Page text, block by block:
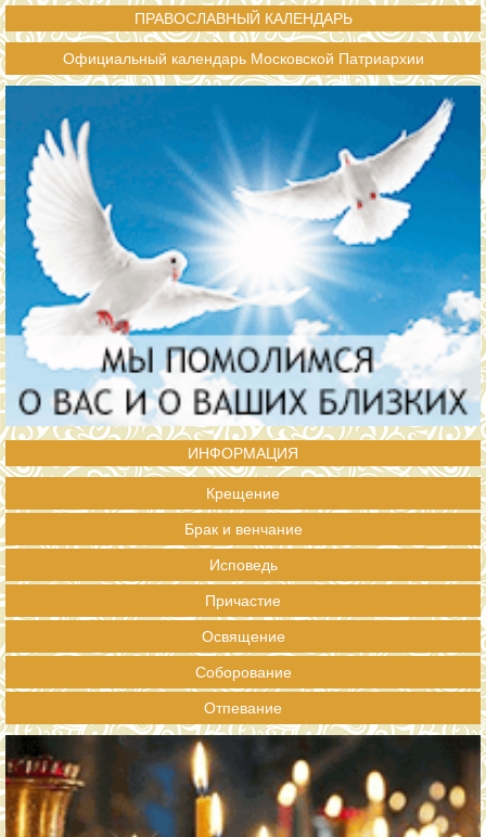
ПРАВОСЛАВНЫЙ КАЛЕНДАРЬ
Официальный календарь Московской Патриархии
ИНФОРМАЦИЯ
Крещение
Брак и венчание
Исповедь
Причастие
Освящение
Соборование
Отпевание